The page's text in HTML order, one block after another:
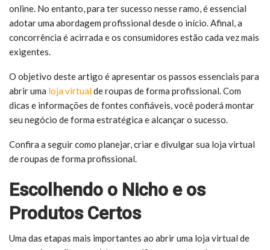
online. No entanto, para ter sucesso nesse ramo, é essencial
adotar uma abordagem profissional desde o início. Afinal, a
concorrência é acirrada e os consumidores estão cada vez mais
exigentes.
O objetivo deste artigo é apresentar os passos essenciais para
abrir uma loja virtualde roupas de forma profissional. Com
dicas e informações de fontes confiáveis, você poderá montar
seu negócio de forma estratégica e alcançar o sucesso.
Confira a seguir como planejar, criar e divulgar sua loja virtual
de roupas de forma profissional.
Escolhendo o Nicho e os
Produtos Certos
Uma das etapas mais importantes ao abrir uma loja virtual de